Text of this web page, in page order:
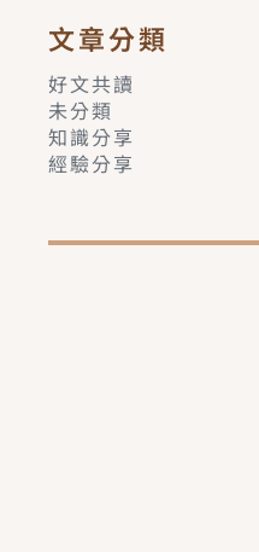
文章分類
好文共讀
未分類
知識分享
經驗分享